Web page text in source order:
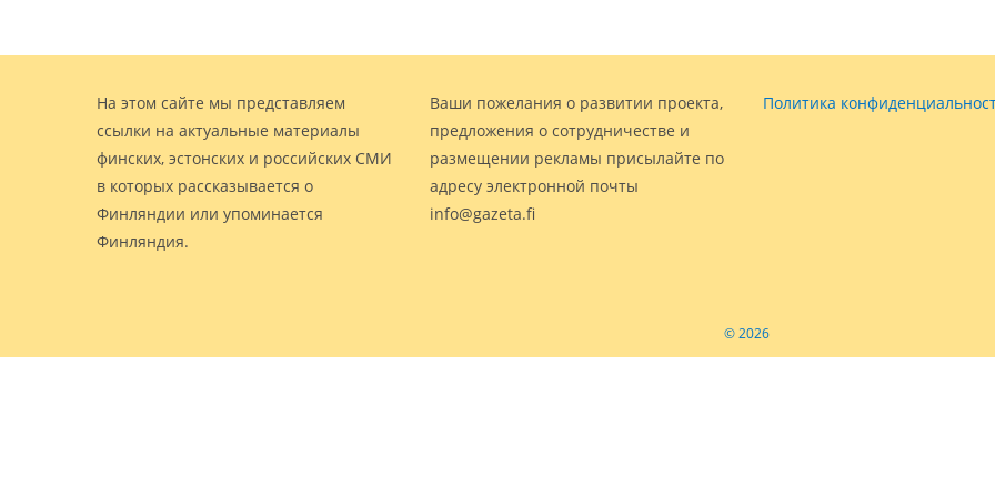
На этом сайте мы представляем
ссылки на актуальные материалы
финских, эстонских и российских СМИ
в которых рассказывается о
Финляндии или упоминается
Финляндия.
Ваши пожелания о развитии проекта,
предложения о сотрудничестве и
размещении рекламы присылайте по
адресу электронной почты
info@gazeta.fi
Политика
© 2026